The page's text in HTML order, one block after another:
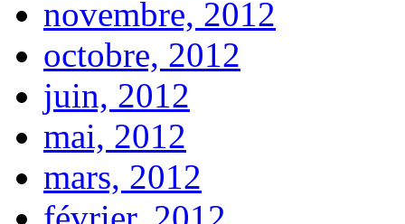
novembre, 2012
octobre, 2012
juin, 2012
mai, 2012
mars, 2012